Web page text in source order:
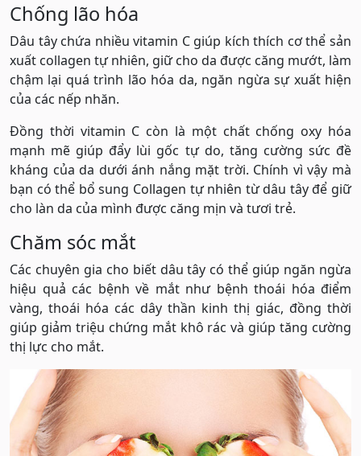
Chống lão hóa
Dâu tây chứa nhiều vitamin C giúp kích thích cơ thể sản
xuất collagen tự nhiên, giữ cho da được căng mướt, làm
chậm lại quá trình lão hóa da, ngăn ngừa sự xuất hiện
của các nếp nhăn.
Đồng thời vitamin C còn là một chất chống oxy hóa
mạnh mẽ giúp đẩy lùi gốc tự do, tăng cường sức đề
kháng của da dưới ánh nắng mặt trời. Chính vì vậy mà
bạn có thể bổ sung Collagen tự nhiên từ dâu tây để giữ
cho làn da của mình được căng mịn và tươi trẻ.
Chăm sóc mắt
Các chuyên gia cho biết dâu tây có thể giúp ngăn ngừa
hiệu quả các bệnh về mắt như bệnh thoái hóa điểm
vàng, thoái hóa các dây thần kinh thị giác, đồng thời
giúp giảm triệu chứng mắt khô rác và giúp tăng cường
thị lực cho mắt.